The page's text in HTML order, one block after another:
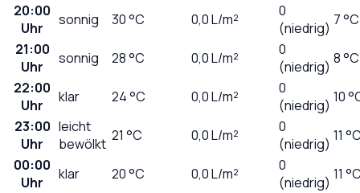
20:00
Uhr
sonnig 30°C 0,0L/m²
0
(niedrig) 7 °C
21:00
Uhr
sonnig 28°C 0,0L/m²
0
(niedrig) 8 °C
22:00
Uhr
klar 24°C 0,0L/m²
0
(niedrig) 10
23:00
Uhr
leicht
bewölkt 21 °C 0,0L/m²
0
(niedrig) 11
00:00
Uhr
klar 20°C 0,0L/m²
0
(niedrig) 11